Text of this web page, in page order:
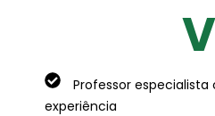
V
Professor especialista
experiência